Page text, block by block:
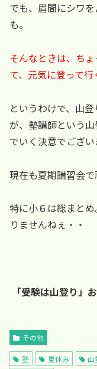
でも、眉間にシワ
も。
そんなときは、ち
て、元気に登って行
というわけで、山
が、塾講師という
でいく決意でござ
現在も夏期講習会
特に小６は総まと
りませんねぇ・・
「受験は山登り」
その他
塾 夏休み 山